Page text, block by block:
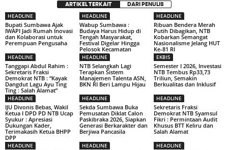
ARTIKEL TERKAIT DARI PENULIS
HEADLINE
Bupati Sumbawa Ajak
IWAPI Jadi Rumah Inovasi
dan Kolaborasi untuk
Perempuan Pengusaha
HEADLINE
Wabup Sumbawa :
Budaya Harus Hidup di
Tengah Masyarakat,
Festival Digelar Hingga
Pelosok Kecamatan
HEADLINE
Ribuan Bendera Merah
Putih Dibagikan, NTB
Kobarkan Semangat
Nasionalisme Jelang HUT
Ke-81 RI
HEADLINE
Tanggapi Abdul Rahim :
Sekretaris Fraksi
Demokrat NTB : “Kayak
Dangdut Lagu Ayu Ting
Ting : Salah Alamat”
HEADLINE
NTB Selangkah Lagi
Terapkan Sistem
Manajemen Talenta ASN,
BKN RI Beri Lampu Hijau
EKBIS
Semester I 2026, Investasi
NTB Tembus Rp33,73
Triliun, Semakin
Berkualitas dan Inklusif
HEADLINE
IJU Divonis Bebas, Wakil
Ketua I DPD PD NTB Ucap
Syukur : Apresiasi
Dukungan Kader,
Terimakasih Ketua BHPP
DPP
HEADLINE
Sekda Sumbawa Buka
Pemusatan Diklat Calon
Paskibraka 2026, Siapkan
Generasi Berkarakter dan
Berjiwa Pancasila
HEADLINE
Sekretaris Fraksi
Demokrat NTB Syamsul
Fikri : Permintaan Audit
Khusus BTT Keliru dan
Salah Alamat
HEADLINE HEADLINE HEADLINE